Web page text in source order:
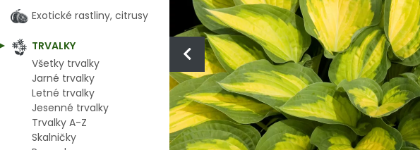
Exotické rastliny, citrusy
TRVALKY
Všetky trvalky
Jarné trvalky
Letné trvalky
Jesenné trvalky
Trvalky A-Z
Skalničky